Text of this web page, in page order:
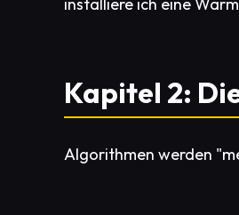
Kapitel 2:
Algorithmen werden